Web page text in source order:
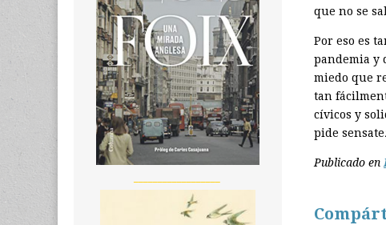
que no se
Por eso es
pandemia y
miedo que
tan
cívicos y
pide
Publicado en